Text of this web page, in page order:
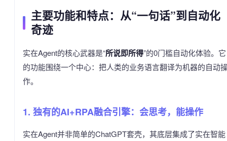
主要功能和特点：从“一句话”到自动化
奇迹
实在Agent的核心武器是“所说即所得”的0门槛自动化体验。它
的功能围绕一个中心：把人类的业务语言翻译为机器的自动
作。
1. 独有的AI+RPA融合引擎：会思考，能操作
实在Agent并非简单的ChatGPT套壳，其底层集成了实在智能